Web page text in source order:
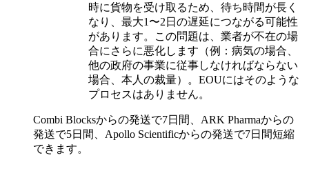
時に貨物を受け取るため、待ち時間が長く
なり、最大1〜2日の遅延につながる可能性
があります。この問題は、業者が不在の場
合にさらに悪化します（例：病気の場合、
他の政府の事業に従事しなければならない
場合、本人の裁量）。EOUにはそのような
プロセスはありません。
Combi Blocksからの発送で7日間、ARK Pharmaからの
発送で5日間、Apollo Scientificからの発送で7日間短縮
できます。